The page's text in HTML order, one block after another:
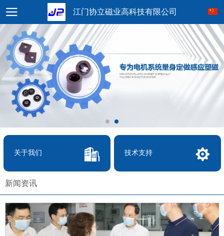
江门协立磁业高科技有限公司
关于我们 技术支持
新闻资讯